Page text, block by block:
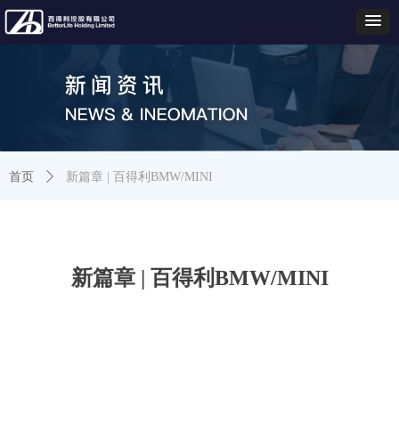
新篇章 | 百得利BMW/MINI
首页 ꄲ 新篇章 | 百得利BMW/MINI